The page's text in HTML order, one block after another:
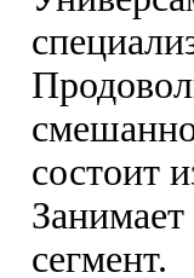
состоит
сегмент.